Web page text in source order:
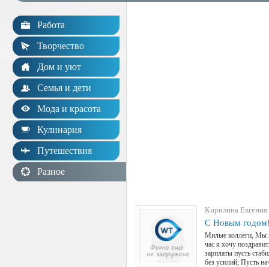
Работа
Творчество
Дом и уют
Семья и дети
Мода и красота
Кулинария
Путешествия
Разное
Кирилина Евгения
С Новым
Милые коллеги, Мы
час я хочу
зарплаты пусть
без усилий; Пусть